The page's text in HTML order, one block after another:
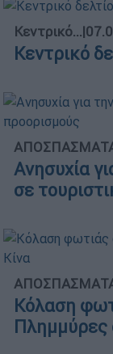
Κεντρικό...|
Κεντρικό
Ανησυχία
σε
Κόλαση
Πλημμύρες